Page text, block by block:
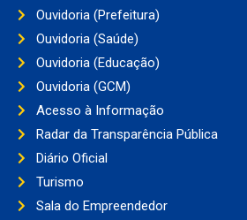
Ouvidoria (Prefeitura)
Ouvidoria (Saúde)
Ouvidoria (Educação)
Ouvidoria (GCM)
Acesso à Informação
Radar da Transparência Pública
Diário Oficial
Turismo
Sala do Empreendedor